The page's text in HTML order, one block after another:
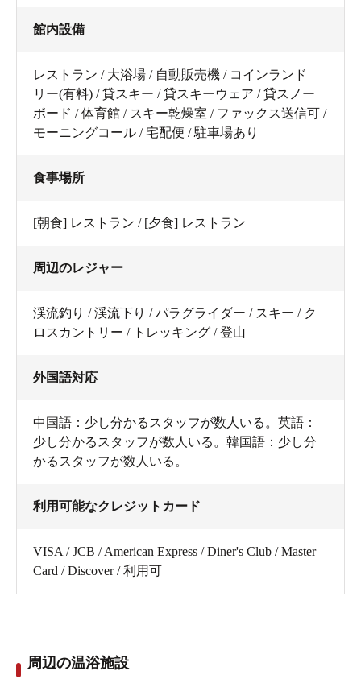
館内設備
レストラン / 大浴場 / 自動販売機 / コインランド
リー(有料) / 貸スキー / 貸スキーウェア / 貸スノー
ボード / 体育館 / スキー乾燥室 / ファックス送信可 /
モーニングコール / 宅配便 / 駐車場あり
食事場所
[朝食] レストラン / [夕食] レストラン
周辺のレジャー
渓流釣り / 渓流下り / パラグライダー / スキー / ク
ロスカントリー / トレッキング / 登山
外国語対応
中国語：少し分かるスタッフが数人いる。英語：
少し分かるスタッフが数人いる。韓国語：少し分
かるスタッフが数人いる。
利用可能なクレジットカード
VISA / JCB / American Express / Diner's Club / Master
Card / Discover / 利用可
周辺の温浴施設